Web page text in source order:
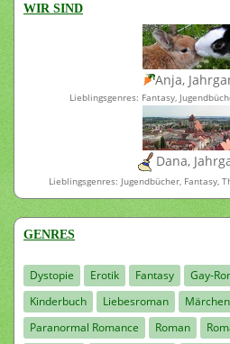
WIR SIND
Anja,
Lieblingsgenres: Fantasy,
Dana,
Lieblingsgenres: Jugendbücher, Fantasy,
GENRES
Dystopie Erotik Fantasy Gay-
Kinderbuch
Liebesroman Märchen
Paranormal Romance
Roman